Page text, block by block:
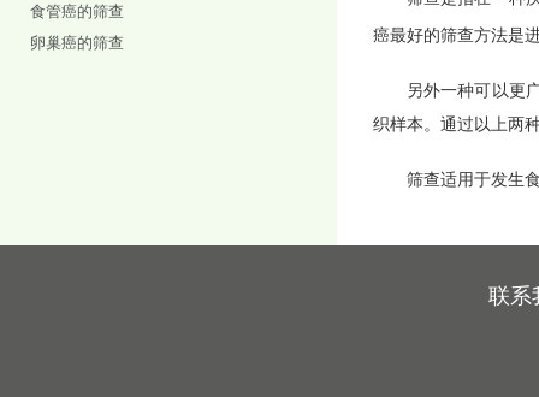
食管癌的筛查
卵巢癌的筛查
癌最好的筛查方法是
另外一种可以更
织样本。通过以上两
筛查适用于发生
联系